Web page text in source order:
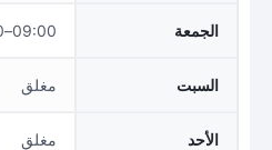
الجمعة 09:00–12:00
السبت مغلق
الأحد مغلق